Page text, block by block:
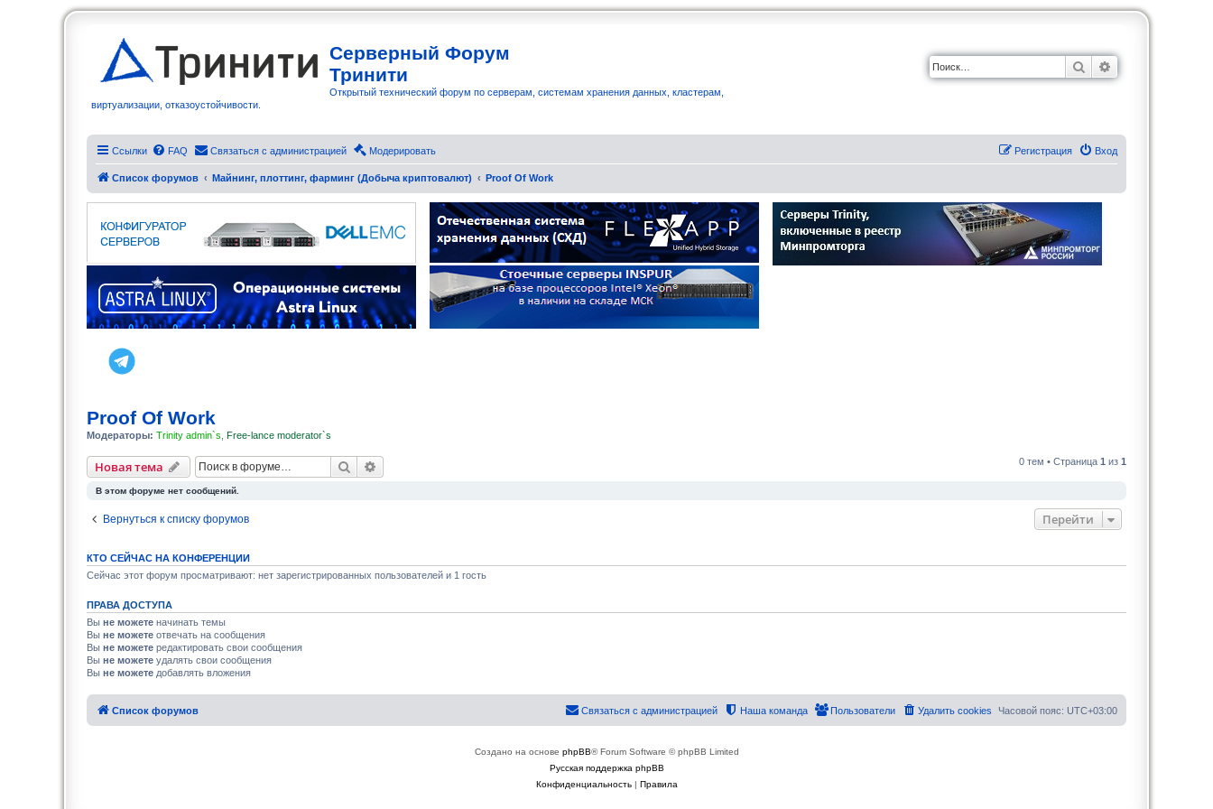
Серверный Форум
Тринити
Открытый технический форум по серверам, системам хранения данных, кластерам,
виртуализации, отказоустойчивости.
Поиск
Ссылки FAQ Связаться с администрацией Модерировать Вход
Регистрация
Список форумов Майнинг, плоттинг, фарминг (Добыча криптовалют) Proof Of Work
Proof Of Work
Модераторы: Trinity admin`s Free-lance moderator`s
Новая тема Поиск 0 тем • Страница 1 из 1
В этом форуме нет сообщений.
Вернуться к списку форумов Перейти
КТО СЕЙЧАС НА КОНФЕРЕНЦИИ
Сейчас этот форум просматривают: нет зарегистрированных пользователей и 1 гость
ПРАВА ДОСТУПА
Вы не можете начинать темы
Вы не можете отвечать на сообщения
Вы не можете редактировать свои сообщения
Вы не можете удалять свои сообщения
Вы не можете добавлять вложения
Список форумов Часовой пояс: UTC+03:00
Удалить cookies
Пользователи
Наша команда
Связаться с администрацией
Создано на основе phpBB® Forum Software © phpBB Limited
Русская поддержка phpBB
Конфиденциальность| Правила